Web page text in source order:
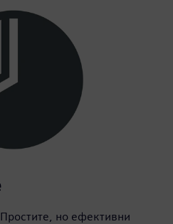
но ефективни